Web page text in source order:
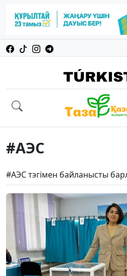
#АЭС
#АЭС тэгімен байланысты